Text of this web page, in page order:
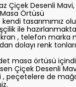
Çiçek Desenli
Örtüsü
tasarımımız
ile
ekran , telefon marka
dolayı renk
masa örtüsü
Çiçek Desenli
, peçetelere de